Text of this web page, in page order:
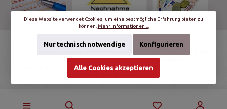
Nachnahmegebühren, wenn nicht anders angegeben.
© schalter-und-steckdosen.de | World Trading Net GmbH & Co. KG - Alle
Diese Website verwendet Cookies, um eine bestmögliche Erfahrung bieten zu
können. Mehr Informationen ...
Nur technisch notwendige Konfigurieren
Alle Cookies akzeptieren